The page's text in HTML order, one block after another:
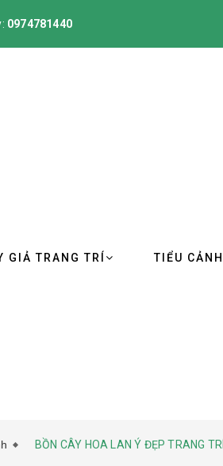
0974781440
GIẢ TRANG TRÍ TIỂU
BỒN CÂY HOA LAN Ý ĐẸP TRANG